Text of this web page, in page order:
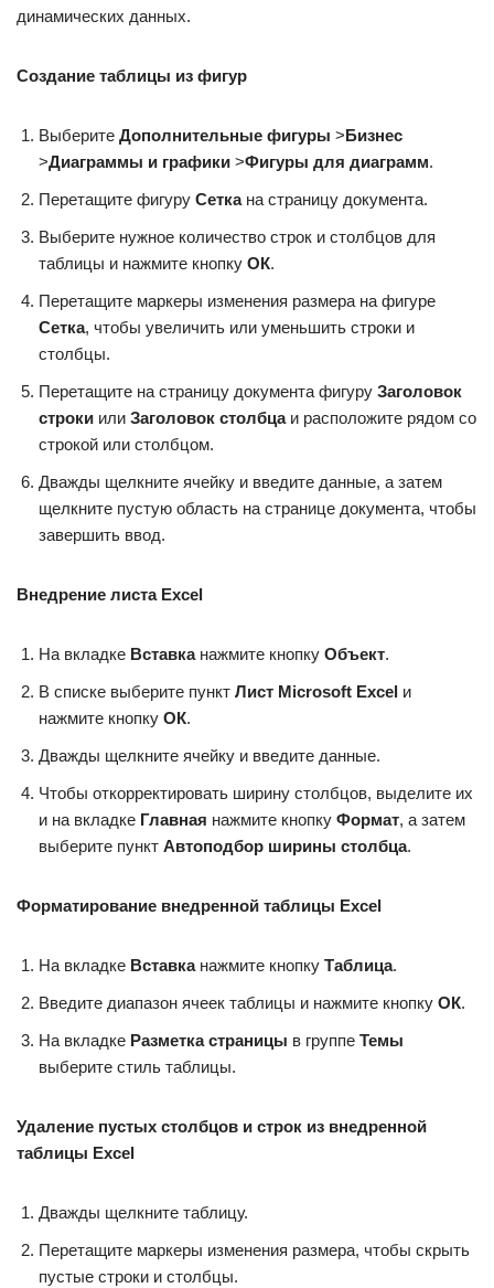
динамических данных.
Создание таблицы из фигур
Выберите Дополнительные фигуры >Бизнес
>Диаграммы и графики >Фигуры для диаграмм.
Перетащите фигуру Сеткана страницу документа.
Выберите нужное количество строк и столбцов для
таблицы и нажмите кнопку ОК.
Перетащите маркеры изменения размера на фигуре
Сетка, чтобы увеличить или уменьшить строки и
столбцы.
Перетащите на страницу документа фигуру Заголовок
строки или Заголовок столбцаи расположите рядом со
строкой или столбцом.
Дважды щелкните ячейку и введите данные, а затем
щелкните пустую область на странице документа, чтобы
завершить ввод.
Внедрение листа Excel
На вкладке Вставканажмите кнопку Объект.
В списке выберите пункт Лист Microsoft Excel и
нажмите кнопку ОК.
Дважды щелкните ячейку и введите данные.
Чтобы откорректировать ширину столбцов, выделите их
и на вкладке Главная нажмите кнопку Формат, а затем
выберите пункт Автоподбор ширины столбца.
Форматирование внедренной таблицы Excel
На вкладке Вставканажмите кнопку Таблица.
Введите диапазон ячеек таблицы и нажмите кнопку ОК.
На вкладке Разметка страницы в группе Темы
выберите стиль таблицы.
Удаление пустых столбцов и строк из внедренной
таблицы Excel
Дважды щелкните таблицу.
Перетащите маркеры изменения размера, чтобы скрыть
пустые строки и столбцы.